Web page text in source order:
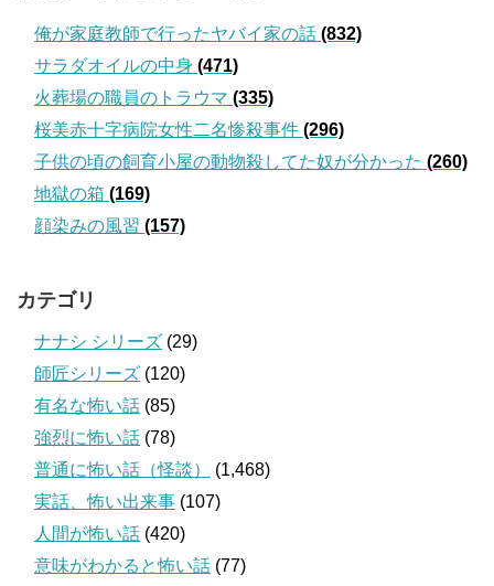
俺が家庭教師で行ったヤバイ家の話 (832)
サラダオイルの中身 (471)
火葬場の職員のトラウマ (335)
桜美赤十字病院女性二名惨殺事件 (296)
子供の頃の飼育小屋の動物殺してた奴が分かった (260)
地獄の箱 (169)
顔染みの風習 (157)
カテゴリ
ナナシ シリーズ (29)
師匠シリーズ (120)
有名な怖い話 (85)
強烈に怖い話 (78)
普通に怖い話（怪談）
(1,468)
実話、怖い出来事 (107)
人間が怖い話 (420)
意味がわかると怖い話 (77)